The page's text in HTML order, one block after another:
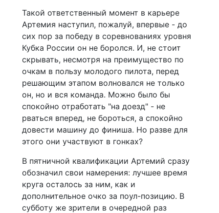
Такой ответственный момент в карьере
Артемия наступил, пожалуй, впервые - до
сих пор за победу в соревнованиях уровня
Кубка России он не боролся. И, не стоит
скрывать, несмотря на преимущество по
очкам в пользу молодого пилота, перед
решающим этапом волновался не только
он, но и вся команда. Можно было бы
спокойно отработать "на доезд" - не
рваться вперед, не бороться, а спокойно
довести машину до финиша. Но разве для
этого они участвуют в гонках?
В пятничной квалификации Артемий сразу
обозначил свои намерения: лучшее время
круга осталось за ним, как и
дополнительное очко за поул-позицию. В
субботу же зрители в очередной раз